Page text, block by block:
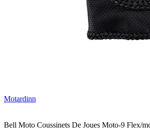
Motardinn
Bell Moto Coussinets De Joues Moto-9 Flex/